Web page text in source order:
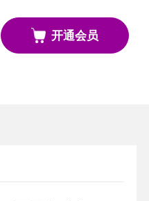
开通会员